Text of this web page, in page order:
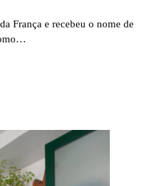
França e recebeu o nome de